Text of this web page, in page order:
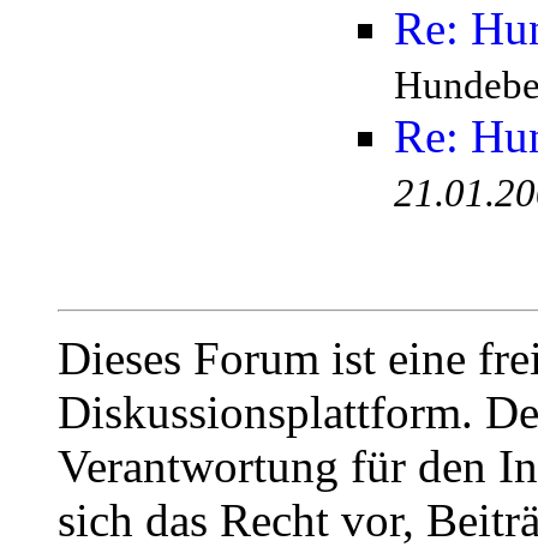
Re:
Re:
Dieses Forum ist eine
Diskussionsplattform.
Verantwortung für den
sich das Recht vor,